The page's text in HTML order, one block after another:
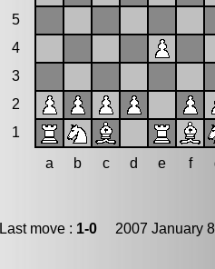
5
4
3
2
1
a
b c d e f
Last move : 1-0 2007 January